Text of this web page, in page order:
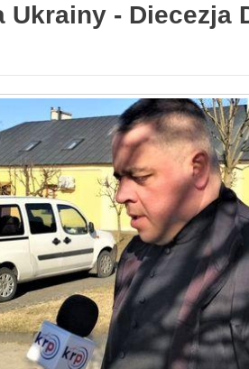
Ukrainy - Diecezja